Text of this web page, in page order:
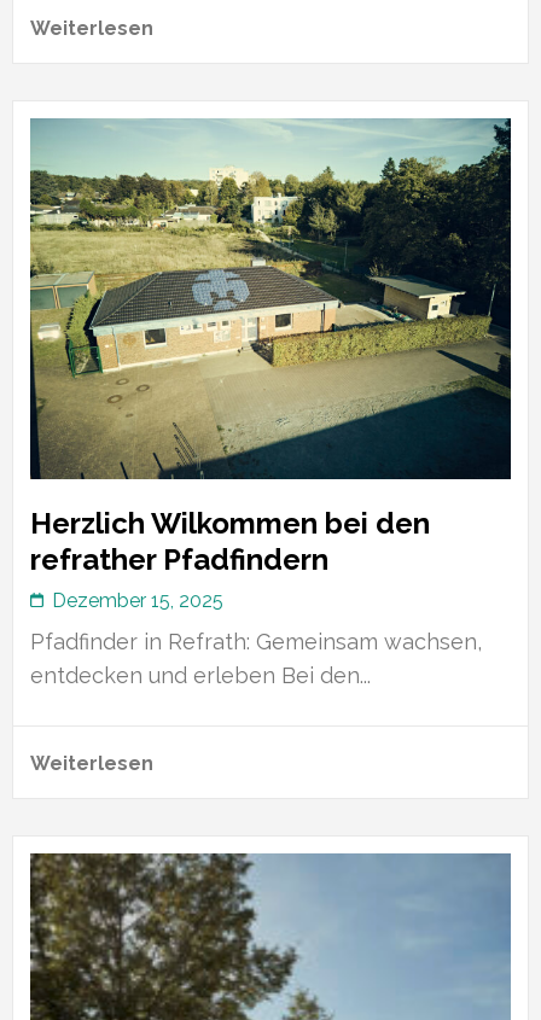
Weiterlesen
Herzlich Wilkommen bei den
refrather Pfadfindern
Dezember 15, 2025
Pfadfinder in Refrath: Gemeinsam wachsen,
entdecken und erleben Bei den...
Weiterlesen